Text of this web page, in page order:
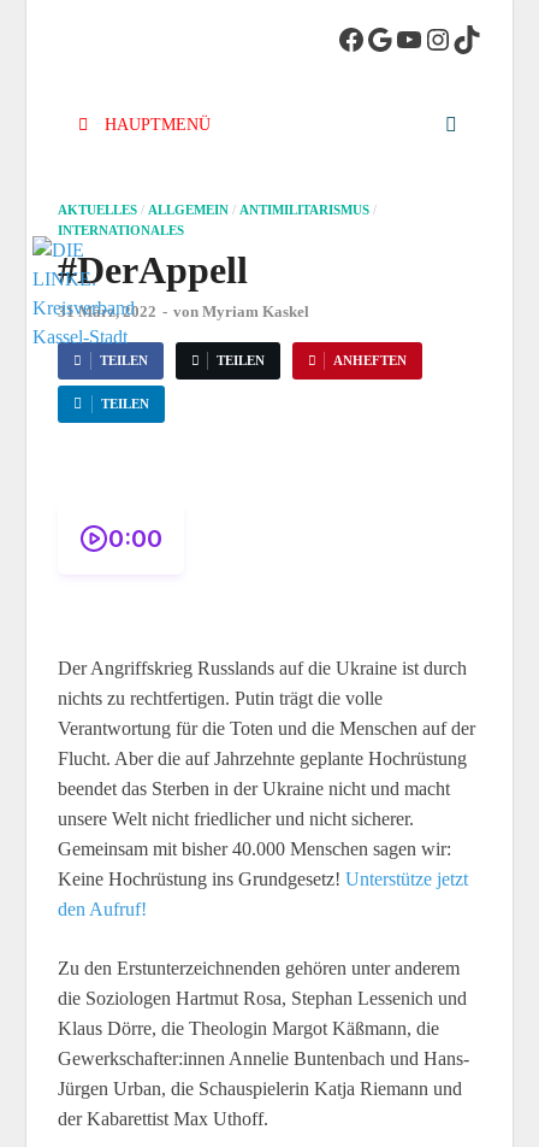
Kreisverband
Kassel-Stadt
HAUPTMENÜ
AKTUELLES / ALLGEMEIN / ANTIMILITARISMUS /
INTERNATIONALES
#DerAppell
31 März, 2022 - vonMyriam Kaskel
TEILEN TEILEN ANHEFTEN
TEILEN
0:00
Der Angriffskrieg Russlands auf die Ukraine ist durch
nichts zu rechtfertigen. Putin trägt die volle
Verantwortung für die Toten und die Menschen auf der
Flucht. Aber die auf Jahr­zehnte geplante Hoch­rüstung
beendet das Sterben in der Ukraine nicht und macht
unsere Welt nicht fried­licher und nicht sicherer.
Gemeinsam mit bisher 40.000 Menschen sagen wir:
Keine Hochrüstung ins Grundgesetz!Unterstütze jetzt
den Aufruf!
Zu den Erstunterzeichnenden gehören unter anderem
die Soziologen Hartmut Rosa, Stephan Lessenich und
Klaus Dörre, die Theologin Margot Käßmann, die
Gewerkschafter:innen Annelie Buntenbach und Hans-
Jürgen Urban, die Schauspielerin Katja Riemann und
der Kabarettist Max Uthoff.